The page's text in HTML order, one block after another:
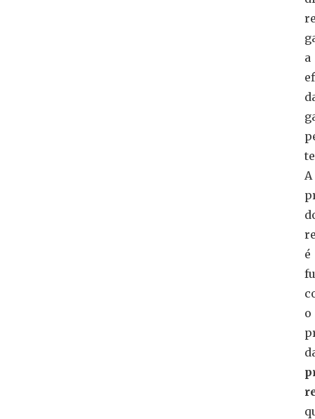
a
A
é
o